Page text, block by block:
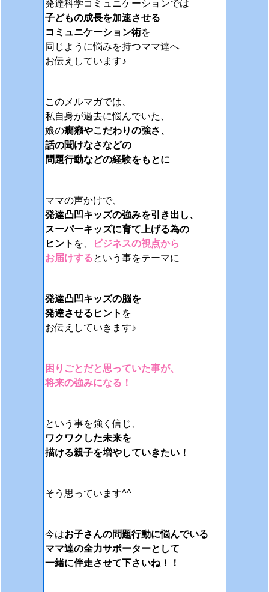
発達科学コミュニケーションでは
子どもの成長を加速させる
コミュニケーション術を
同じように悩みを持つママ達へ
お伝えしています♪
このメルマガでは、
私自身が過去に悩んでいた、
娘の癇癪やこだわりの強さ、
話の聞けなさなどの
問題行動などの経験をもとに
ママの声かけで、
発達凸凹キッズの強みを引き出し、
スーパーキッズに育て上げる為の
ヒント を、
ビジネスの視点から
お届けするという事をテーマに
発達凸凹キッズの脳を
発達させるヒント を
お伝えしていきます♪
困りごとだと思っていた事が、
将来の強みになる！
という事を強く信じ、
ワクワクした未来を
描ける親子を増やしていきたい！
そう思っています^^
今はお子さんの問題行動に悩んでいる
ママ達の全力サポーターとして
一緒に伴走させて下さいね！！